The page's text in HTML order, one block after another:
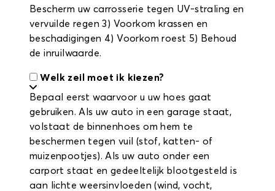
Bescherm uw carrosserie tegen UV-straling en
vervuilde regen 3) Voorkom krassen en
beschadigingen 4) Voorkom roest 5) Behoud
de inruilwaarde.
Welk zeil moet ik kiezen?
Bepaal eerst waarvoor u uw hoes gaat
gebruiken. Als uw auto in een garage staat,
volstaat de binnenhoes om hem te
beschermen tegen vuil (stof, katten- of
muizenpootjes). Als uw auto onder een
carport staat en gedeeltelijk blootgesteld is
aan lichte weersinvloeden (wind, vocht,